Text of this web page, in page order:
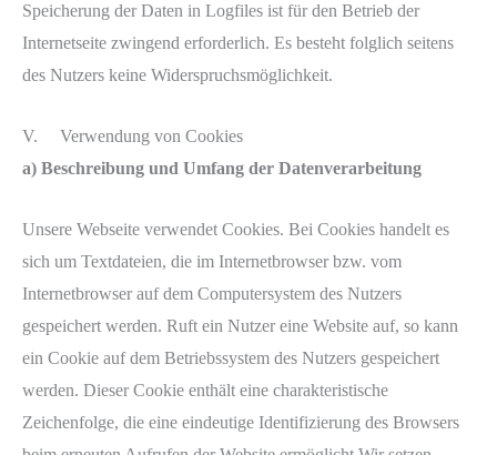
Speicherung der Daten in Logfiles ist für den Betrieb der
Internetseite zwingend erforderlich. Es besteht folglich seitens
des Nutzers keine Widerspruchsmöglichkeit.
V. Verwendung von Cookies
a) Beschreibung und Umfang der Datenverarbeitung
Unsere Webseite verwendet Cookies. Bei Cookies handelt es
sich um Textdateien, die im Internetbrowser bzw. vom
Internetbrowser auf dem Computersystem des Nutzers
gespeichert werden. Ruft ein Nutzer eine Website auf, so kann
ein Cookie auf dem Betriebssystem des Nutzers gespeichert
werden. Dieser Cookie enthält eine charakteristische
Zeichenfolge, die eine eindeutige Identifizierung des Browsers